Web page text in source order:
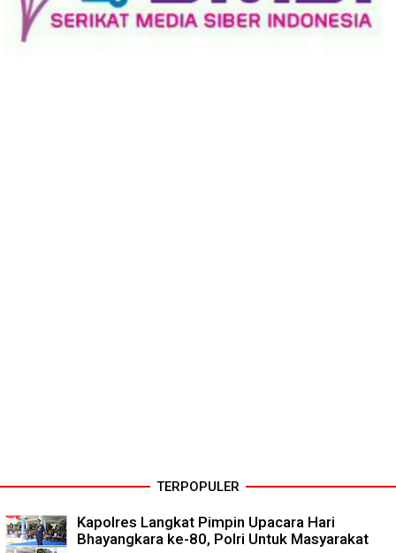
TERPOPULER
Kapolres Langkat Pimpin Upacara Hari
Bhayangkara ke-80, Polri Untuk Masyarakat